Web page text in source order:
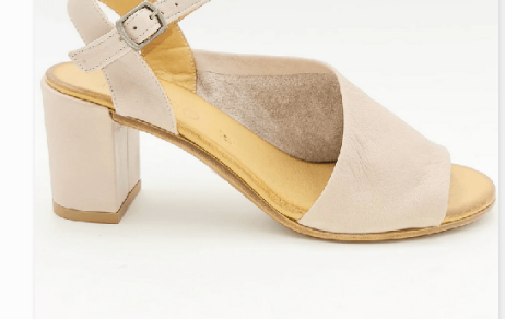
italia independent occhiali sole
pattumiera raccolta differenziata
elenco telefonico
asciuga capelli spazzola